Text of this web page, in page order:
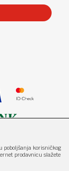
prikazu slika i samih
kompletne i bez
ponude i ne
poboljšanja korisničkog
prodavnicu slažete